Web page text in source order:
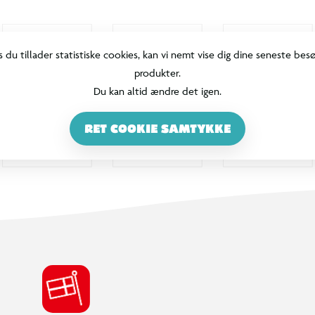
du tillader statistiske cookies, kan vi nemt vise dig dine seneste
produkter.
Du kan altid ændre det igen.
RET COOKIE SAMTYKKE